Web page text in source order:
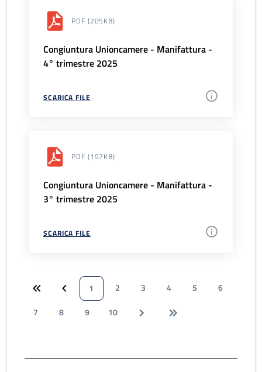
PDF (205KB)
Congiuntura Unioncamere - Manifattura -
4° trimestre 2025
SCARICA FILE
PDF (197KB)
Congiuntura Unioncamere - Manifattura -
3° trimestre 2025
SCARICA FILE
1 2 3 4 5
6
7
8 9 10